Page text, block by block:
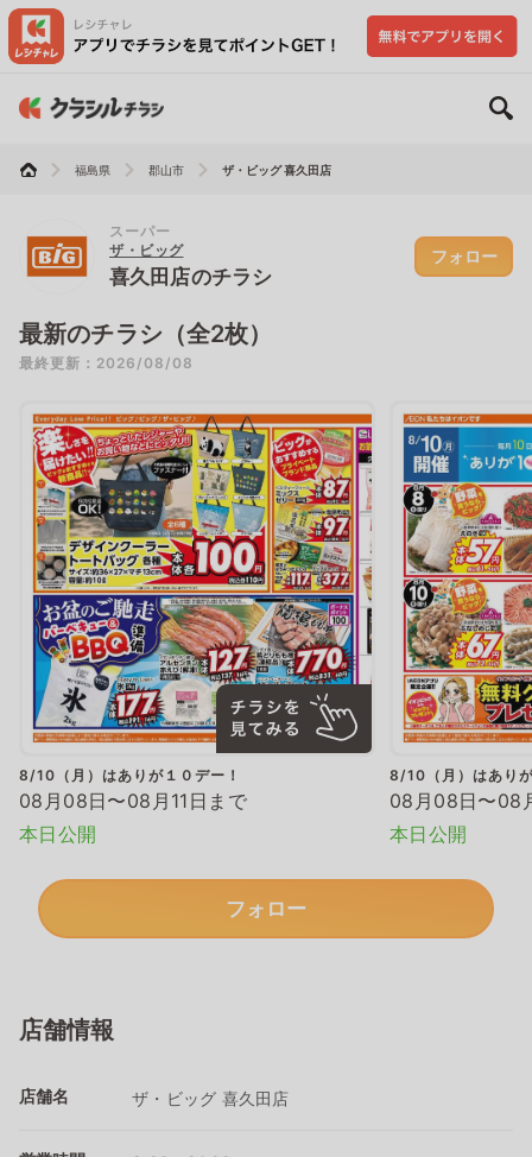
福島県 郡山市 ザ・ビッグ 喜久田店
スーパー
ザ・ビッグ
喜久田店のチラシ
フォロー
最新のチラシ（全2枚）
最終更新：2026/08/08
8/10（月）はありが１０デー！
08月08日〜08月11日まで
本日公開
8/10（月）はあり
08月08日〜08
本日公開
フォロー
店舗情報
店舗名 ザ・ビッグ 喜久田店